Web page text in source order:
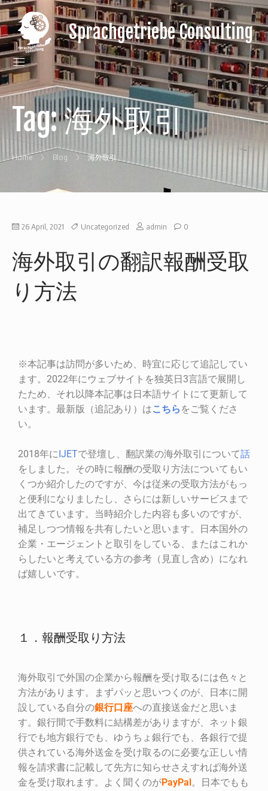
Sprachgetriebe Consulting
gain
a
language
gear
for
your
Japanese
clients
Tag:海外取引
Home Blog 海外取引
26 April, 2021 Uncategorized admin 0
海外取引の翻訳報酬受取
り方法
※本記事は訪問が多いため、時宜に応じて追記してい
ます。2022年にウェブサイトを独英日3言語で展開し
たため、それ以降本記事は日本語サイトにて更新して
います。最新版（追記あり）はこちら をご覧くださ
い。
2018年にIJETで登壇し、翻訳業の海外取引について話
をしました。その時に報酬の受取り方法についてもい
くつか紹介したのですが、今は従来の受取方法がもっ
と便利になりましたし、さらには新しいサービスまで
出てきています。当時紹介した内容も多いのですが、
補足しつつ情報を共有したいと思います。日本国外の
企業・エージェントと取引をしている、またはこれか
らしたいと考えている方の参考（見直し含め）になれ
ば嬉しいです。
１．報酬受取り方法
海外取引で外国の企業から報酬を受け取るには色々と
方法があります。まずパッと思いつくのが、日本に開
設している自分の銀行口座への直接送金だと思いま
す。銀行間で手数料に結構差がありますが、ネット銀
行でも地方銀行でも、ゆうちょ銀行でも、各銀行で提
供されている海外送金を受け取るのに必要な正しい情
報を請求書に記載して先方に知らせさえすれば海外送
金を受け取れます。よく聞くのがPayPal。日本でもも